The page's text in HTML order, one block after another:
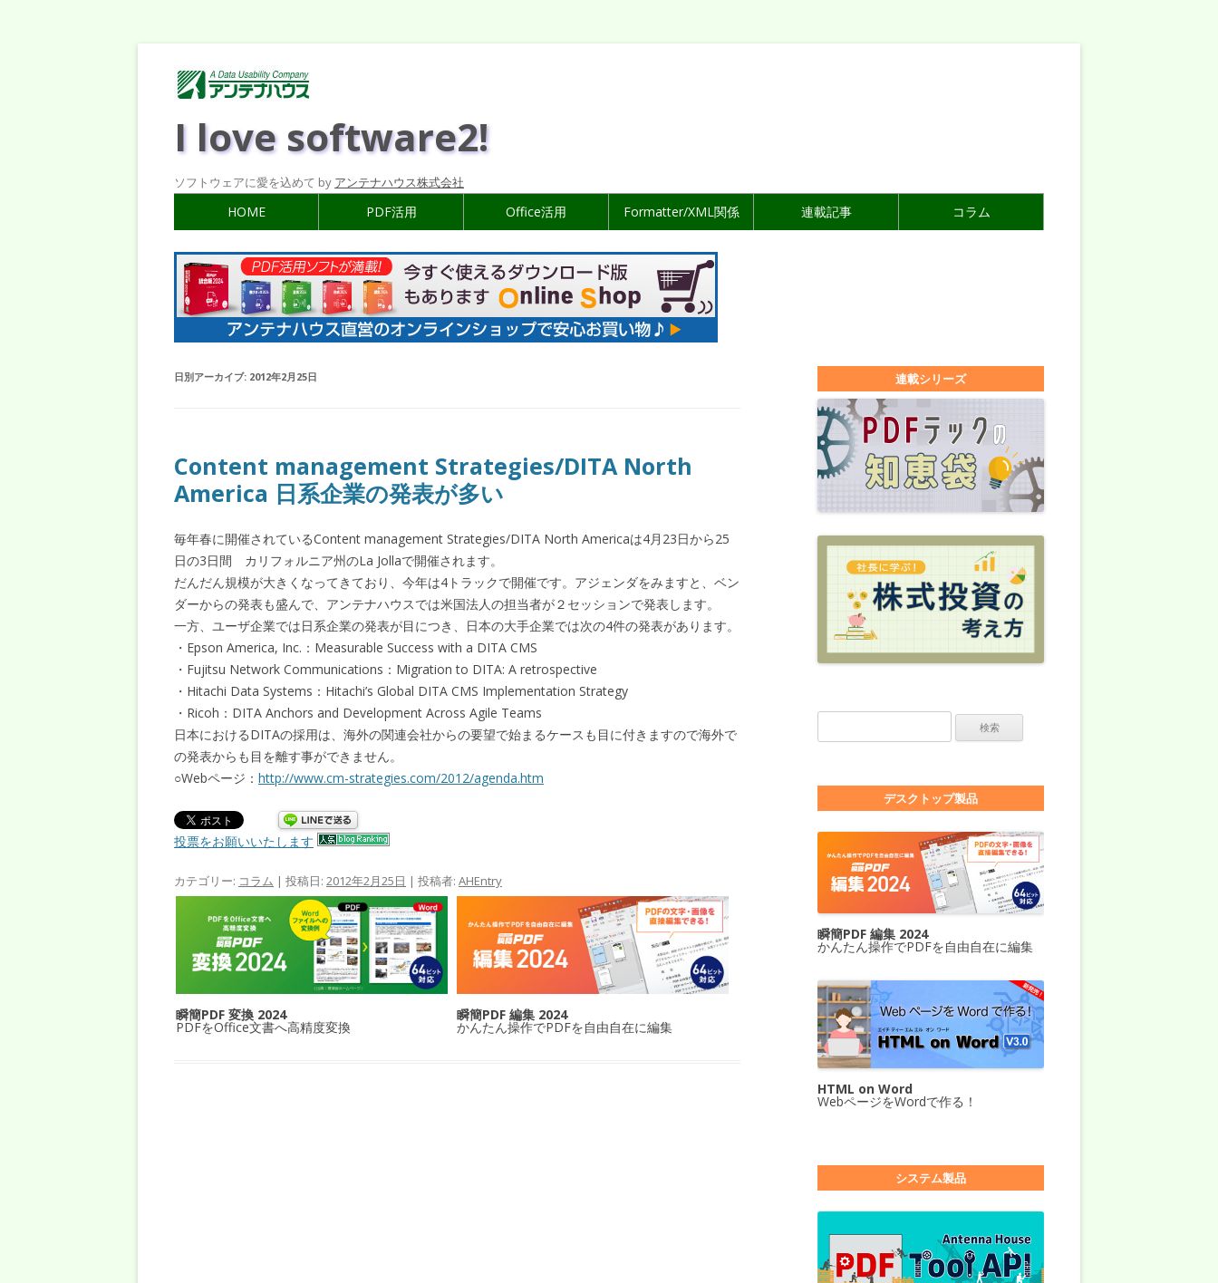
I love software2!
ソフトウェアに愛を込めて by アンテナハウス株式会社
HOME PDF活用 Office活用 Formatter/XML関係 連載記事 コラム
日別アーカイブ: 2012年2月25日
Content management Strategies/DITA North
America 日系企業の発表が多い
毎年春に開催されているContent management Strategies/DITA North Americaは4月23日から25
日の3日間 カリフォルニア州のLa Jollaで開催されます。
だんだん規模が大きくなってきており、今年は4トラックで開催です。アジェンダをみますと、ベン
ダーからの発表も盛んで、アンテナハウスでは米国法人の担当者が２セッションで発表します。
一方、ユーザ企業では日系企業の発表が目につき、日本の大手企業では次の4件の発表があります。
・Epson America, Inc.：Measurable Success with a DITA CMS
・Fujitsu Network Communications：Migration to DITA: A retrospective
・Hitachi Data Systems：Hitachi’s Global DITA CMS Implementation Strategy
・Ricoh：DITA Anchors and Development Across Agile Teams
日本におけるDITAの採用は、海外の関連会社からの要望で始まるケースも目に付きますので海外で
の発表からも目を離す事ができません。
○Webページ： http://www.cm-strategies.com/2012/agenda.htm
投票をお願いいたします
カテゴリー: コラム | 投稿日: 2012年2月25日 | 投稿者: AHEntry
瞬簡PDF 変換 2024
PDFをOffice文書へ高精度変換
瞬簡PDF 編集 2024
かんたん操作でPDFを自由自在に編集
連載シリーズ
デスクトップ製品
瞬簡PDF 編集 2024
かんたん操作でPDFを自由自在に編集
HTML on Word
WebページをWordで作る！
システム製品